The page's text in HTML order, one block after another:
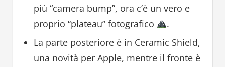
più “camera bump”, ora c’è un vero e
proprio “plateau” fotografico
.
La parte posteriore è in Ceramic Shield,
una novità per Apple, mentre il fronte è